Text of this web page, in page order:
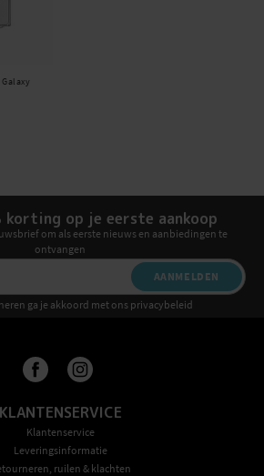
Galaxy
korting op je eerste aankoop
om als eerste nieuws en aanbiedingen te
ontvangen
AANMELDEN
ga je akkoord met ons privacybeleid
KLANTENSERVICE
Klantenservice
Leveringsinformatie
ruilen & klachten